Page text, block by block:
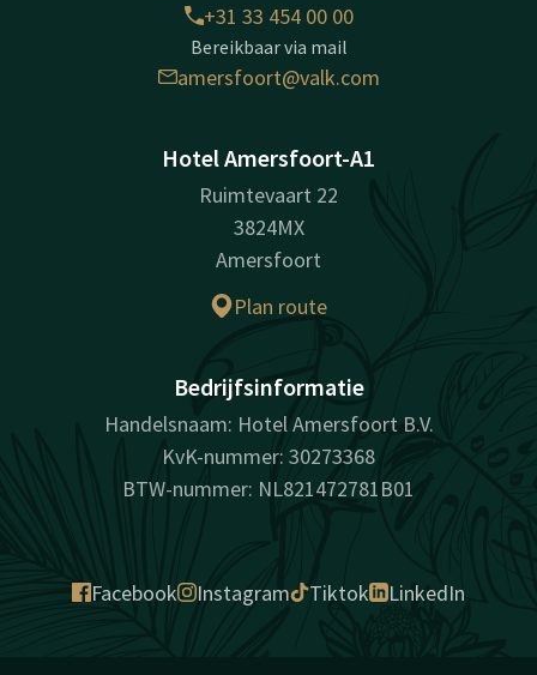
+31 33 454 00 00
Bereikbaar via mail
amersfoort@valk.com
Hotel Amersfoort-A1
Ruimtevaart 22
3824MX
Amersfoort
Plan route
Bedrijfsinformatie
Handelsnaam: Hotel Amersfoort B.V.
KvK-nummer: 30273368
BTW-nummer: NL821472781B01
Facebook Instagram Tiktok LinkedIn